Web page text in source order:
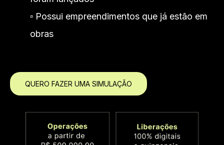
▫️ Possui empreendimentos que já estão em
obras
QUERO FAZER UMA SIMULAÇÃO